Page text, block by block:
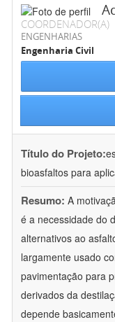
COORDENADOR(A)
ENGENHARIAS
Engenharia Civil
Título do Projeto:
bioasfaltos para
Resumo: A
é a necessidade do
alternativos ao
largamente usado
pavimentação para
derivados da
depende